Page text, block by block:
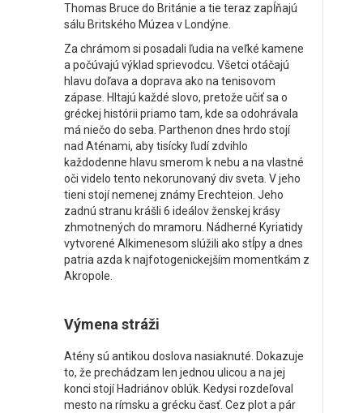
Thomas Bruce do Británie a tie teraz zapĺňajú
sálu Britského Múzea v Londýne.
Za chrámom si posadali ľudia na veľké kamene
a počúvajú výklad sprievodcu. Všetci otáčajú
hlavu doľava a doprava ako na tenisovom
zápase. Hltajú každé slovo, pretože učiť sa o
gréckej histórii priamo tam, kde sa odohrávala
má niečo do seba. Parthenon dnes hrdo stojí
nad Aténami, aby tisícky ľudí zdvihlo
každodenne hlavu smerom k nebu a na vlastné
oči videlo tento nekorunovaný div sveta. V jeho
tieni stojí nemenej známy Erechteion. Jeho
zadnú stranu krášli 6 ideálov ženskej krásy
zhmotnených do mramoru. Nádherné Kyriatidy
vytvorené Alkimenesom slúžili ako stĺpy a dnes
patria azda k najfotogenickejším momentkám z
Akropole.
Výmena stráži
Atény sú antikou doslova nasiaknuté. Dokazuje
to, že prechádzam len jednou ulicou a na jej
konci stojí Hadriánov oblúk. Kedysi rozdeľoval
mesto na rímsku a grécku časť. Cez plot a pár